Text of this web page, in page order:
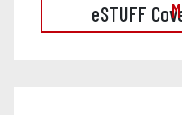
eSTUFF